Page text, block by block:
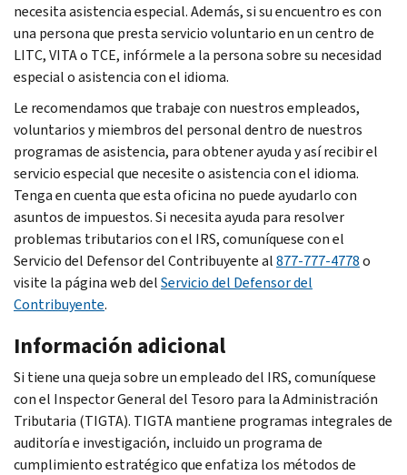
necesita asistencia especial. Además, si su encuentro es con
una persona que presta servicio voluntario en un centro de
LITC, VITA o TCE, infórmele a la persona sobre su necesidad
especial o asistencia con el idioma.
Le recomendamos que trabaje con nuestros empleados,
voluntarios y miembros del personal dentro de nuestros
programas de asistencia, para obtener ayuda y así recibir el
servicio especial que necesite o asistencia con el idioma.
Tenga en cuenta que esta oficina no puede ayudarlo con
asuntos de impuestos. Si necesita ayuda para resolver
problemas tributarios con el IRS, comuníquese con el
Servicio del Defensor del Contribuyente al877-777-4778o
visite la página web delServicio del Defensor del
Contribuyente.
Información adicional
Si tiene una queja sobre un empleado del IRS, comuníquese
con el Inspector General del Tesoro para la Administración
Tributaria (TIGTA). TIGTA mantiene programas integrales de
auditoría e investigación, incluido un programa de
cumplimiento estratégico que enfatiza los métodos de